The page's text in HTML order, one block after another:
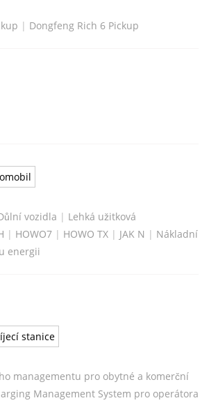
| Dongfeng Rich 6 Pickup
vozidla | Lehká užitková
| HOWO7 | HOWO TX | JAK N | Nákladní
energii
stanice
managementu pro obytné a komerční
Management System pro operátora